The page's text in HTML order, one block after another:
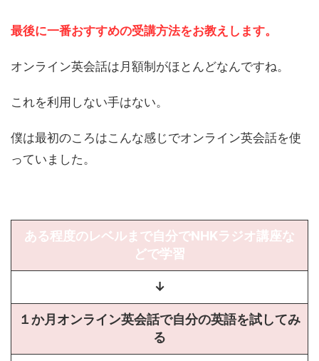
最後に一番おすすめの受講方法をお教えします。
オンライン英会話は月額制がほとんどなんですね。
これを利用しない手はない。
僕は最初のころはこんな感じでオンライン英会話を使
っていました。
ある程度のレベルまで自分でNHKラジオ講座な
どで学習
↓
１か月オンライン英会話で自分の英語を試してみ
る